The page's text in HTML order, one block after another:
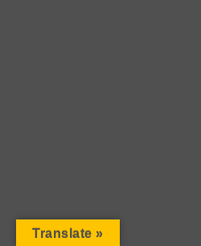
Translate »